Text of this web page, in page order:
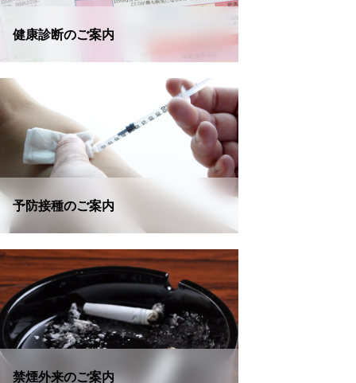
健康診断のご案内
予防接種のご案内
禁煙外来のご案内